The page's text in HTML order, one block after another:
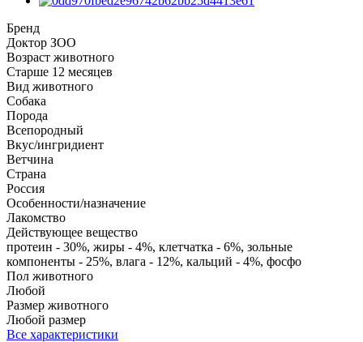
Бренд
Доктор ЗОО
Возраст животного
Старше 12 месяцев
Вид животного
Собака
Порода
Всепородный
Вкус/ингридиент
Ветчина
Страна
Россия
Особенности/назначение
Лакомство
Действующее вещество
протеин - 30%, жиры - 4%, клетчатка - 6%, зольные
компоненты - 25%, влага - 12%, кальций - 4%, фосфо
Пол животного
Любой
Размер животного
Любой размер
Все характеристики